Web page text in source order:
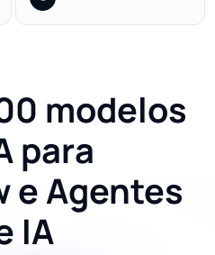
modelos
para
e Agentes
IA